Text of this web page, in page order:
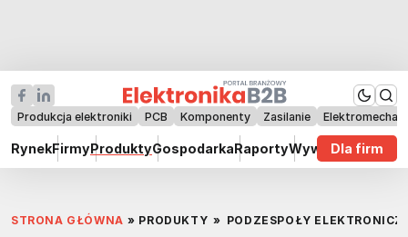
Produkcja elektroniki PCB Komponenty Zasilanie
RynekFirmyProduktyGospodarkaRaportyWywiadyDla firm
STRONA GŁÓWNA » PRODUKTY » PODZESPOŁY